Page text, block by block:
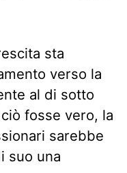
sta
verso la
al di sotto
fosse vero, la
sarebbe
suo una